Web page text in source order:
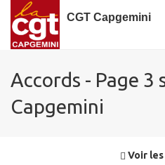
CGT Capgemini
Accords - Page 3
Capgemini
Voir